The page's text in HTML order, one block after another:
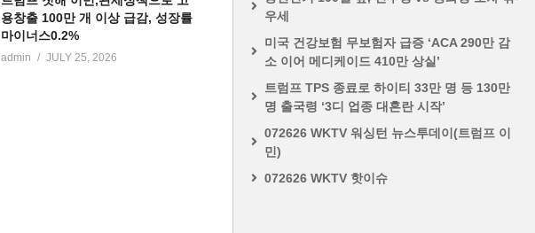
용창출 100만 개 이상 급감, 성장률
마이너스0.2%
admin JULY 25, 2026
우세
미국 건강보험 무보험자 급증 ‘ACA 290만 감
소 이어 메디케이드 410만 상실’
트럼프 TPS 종료로 하이티 33만 명 등 130만
명 출국령 ‘3디 업종 대혼란 시작’
072626 WKTV 워싱턴 뉴스투데이(트럼프 이
민)
072626 WKTV 핫이슈